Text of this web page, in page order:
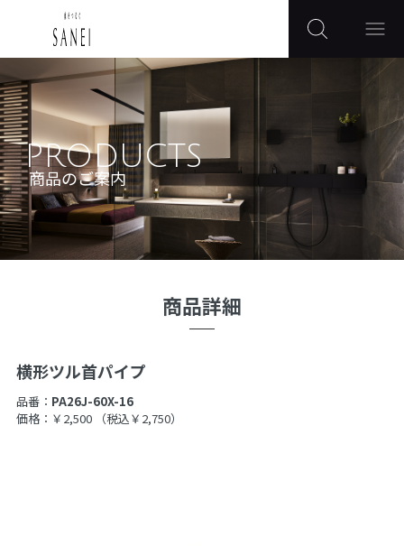
PRODUCTS
商品のご案内
商品詳細
横形ツル首パイプ
品番： PA26J-60X-16
価格：￥2,500
（税込￥2,750）